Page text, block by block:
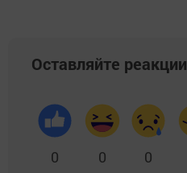
Оставляйте реакции
0 0 0